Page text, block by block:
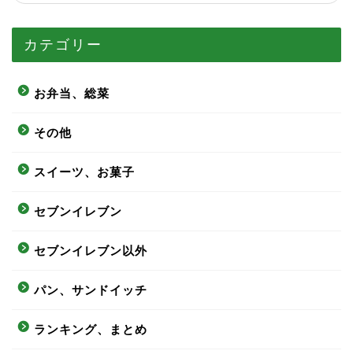
カテゴリー
お弁当、総菜
その他
スイーツ、お菓子
セブンイレブン
セブンイレブン以外
パン、サンドイッチ
ランキング、まとめ